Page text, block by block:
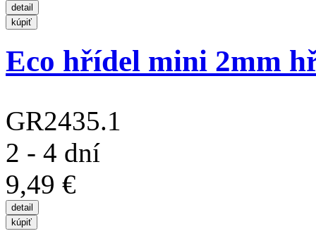
Eco hřídel mini 2mm
GR2435.1
2 - 4 dní
9,49 €